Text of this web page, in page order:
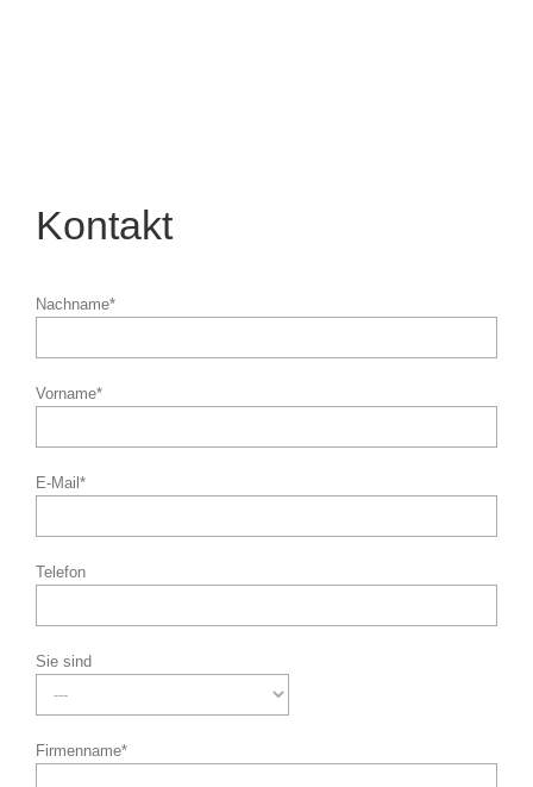
Kontakt
Nachname*
Vorname*
E-Mail*
Telefon
Sie sind
Firmenname*